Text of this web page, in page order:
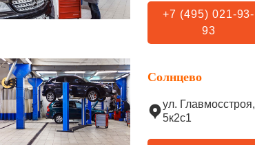
+7 (495) 021-93-
93
Солнцево
ул. Главмосстроя,
5к2с1